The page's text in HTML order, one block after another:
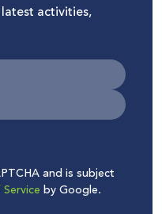
activities,
and is subject
by Google.